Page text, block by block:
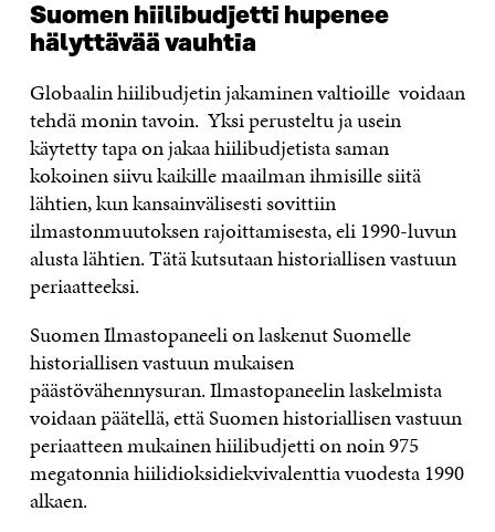
Suomen hiilibudjetti hupenee
hälyttävää vauhtia
Globaalin hiilibudjetin jakaminen valtioille voidaan
tehdä monin tavoin. Yksi perusteltu ja usein
käytetty tapa on jakaa hiilibudjetista saman
kokoinen siivu kaikille maailman ihmisille siitä
lähtien, kun kansainvälisesti sovittiin
ilmastonmuutoksen rajoittamisesta, eli 1990-luvun
alusta lähtien. Tätä kutsutaan historiallisen vastuun
periaatteeksi.
Suomen Ilmastopaneeli on laskenut Suomelle
historiallisen vastuun mukaisen
päästövähennysuran. Ilmastopaneelin laskelmista
voidaan päätellä, että Suomen historiallisen vastuun
periaatteen mukainen hiilibudjetti on noin 975
megatonnia hiilidioksidiekvivalenttia vuodesta 1990
alkaen.